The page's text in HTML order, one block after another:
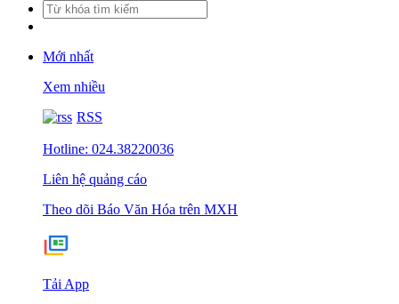
Mới nhất
Xem nhiều
RSS
Hotline: 024.38220036
Liên hệ quảng cáo
Theo dõi Báo Văn Hóa trên MXH
Tải App